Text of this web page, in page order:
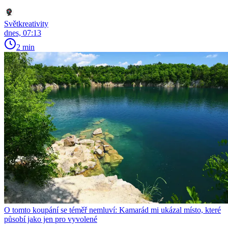
Světkreativity
dnes, 07:13
2 min
O tomto koupání se téměř nemluví: Kamarád mi ukázal místo, které
působí jako jen pro vyvolené